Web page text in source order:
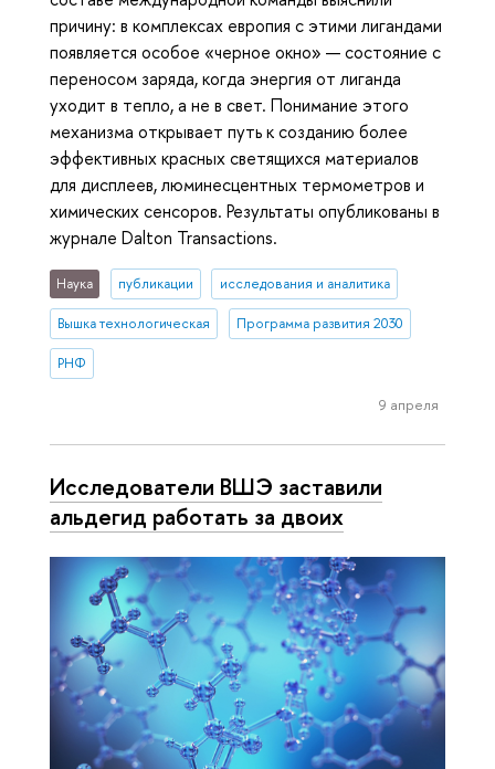
причину: в комплексах европия с этими лигандами
появляется особое «черное окно» — состояние с
переносом заряда, когда энергия от лиганда
уходит в тепло, а не в свет. Понимание этого
механизма открывает путь к созданию более
эффективных красных светящихся материалов
для дисплеев, люминесцентных термометров и
химических сенсоров. Результаты опубликованы в
журнале Dalton Transactions.
Наука публикации исследования и аналитика
Вышка технологическая Программа развития 2030
РНФ
9 апреля
Исследователи ВШЭ заставили
альдегид работать за двоих